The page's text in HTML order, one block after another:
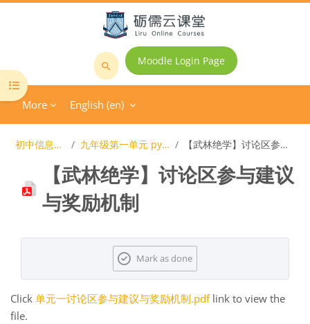
Search
Moodle Login Page
More English ‎(en)‎
Open course index
初中信息技术课程 九年级第一单元 python程序设计 【武林绝学】讨论区参与建议与奖励机制
【武林绝学】讨论区参与建议
与奖励机制
Completion requirements
Mark as done
Click 单元一讨论区参与建议与奖励机制.pdflink to view the
file.